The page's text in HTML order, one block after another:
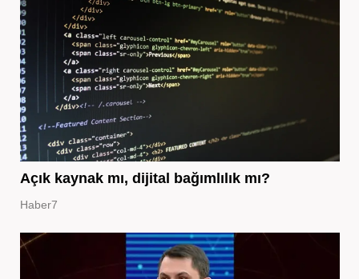
Açık kaynak mı, dijital bağımlılık mı?
Haber7